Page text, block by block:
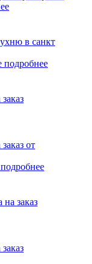
подробнее
подробнее